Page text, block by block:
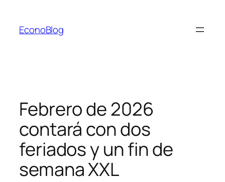
contenido
EconoBlog
Febrero de 2026
contará con dos
feriados y un fin de
semana XXL